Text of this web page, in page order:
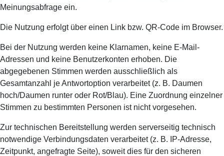
Meinungsabfrage ein.
Die Nutzung erfolgt über einen Link bzw. QR-Code im Browser.
Bei der Nutzung werden keine Klarnamen, keine E-Mail-
Adressen und keine Benutzerkonten erhoben. Die
abgegebenen Stimmen werden ausschließlich als
Gesamtanzahl je Antwortoption verarbeitet (z. B. Daumen
hoch/Daumen runter oder Rot/Blau). Eine Zuordnung einzelner
Stimmen zu bestimmten Personen ist nicht vorgesehen.
Zur technischen Bereitstellung werden serverseitig technisch
notwendige Verbindungsdaten verarbeitet (z. B. IP-Adresse,
Zeitpunkt, angefragte Seite), soweit dies für den sicheren